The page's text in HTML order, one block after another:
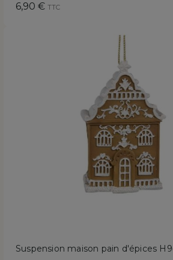
Prix
6,90 € TTC
Suspension maison pain d'épices